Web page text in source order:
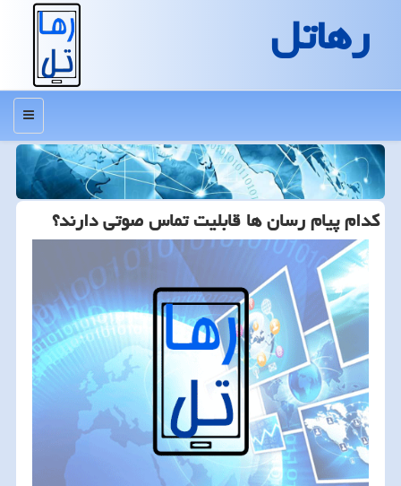
رهاتل
منو
كدام پیام رسان ها قابلیت تماس صوتی دارند؟